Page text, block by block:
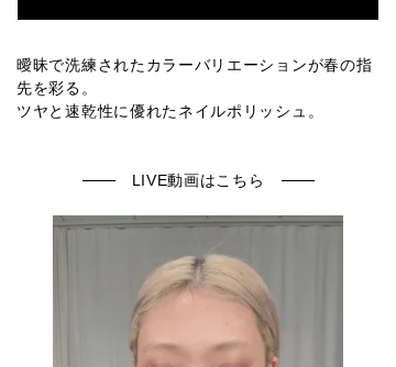
034PR 035SP
曖昧で洗練されたカラーバリエーションが春の指
先を彩る。
ツヤと速乾性に優れたネイルポリッシュ。
LIVE動画はこちら